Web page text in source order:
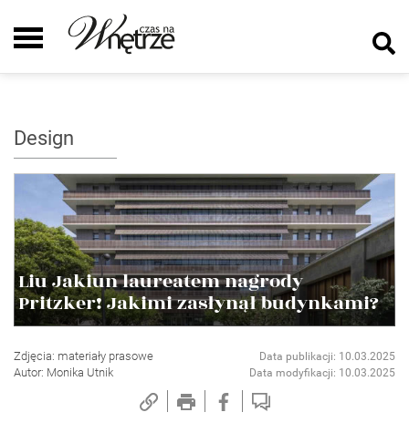
Design
Liu Jakiun laureatem nagrody
Pritzker! Jakimi zasłynął budynkami?
Zdjęcia: materiały prasowe
Autor: Monika Utnik
Data publikacji: 10.03.2025
Data modyfikacji: 10.03.2025